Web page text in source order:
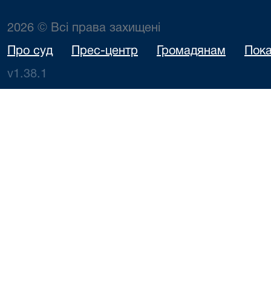
2026 © Всі права захищені
Про суд Прес-центр Громадянам
v1.38.1